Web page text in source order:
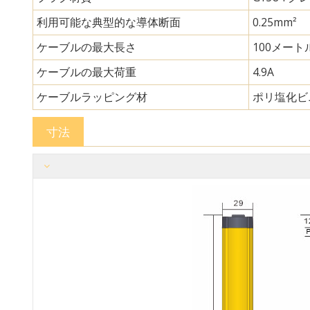
利用可能な典型的な導体断面
0.25mm²
ケーブルの最大長さ
100メート
ケーブルの最大荷重
4.9A
ケーブルラッピング材
ポリ塩化
寸法